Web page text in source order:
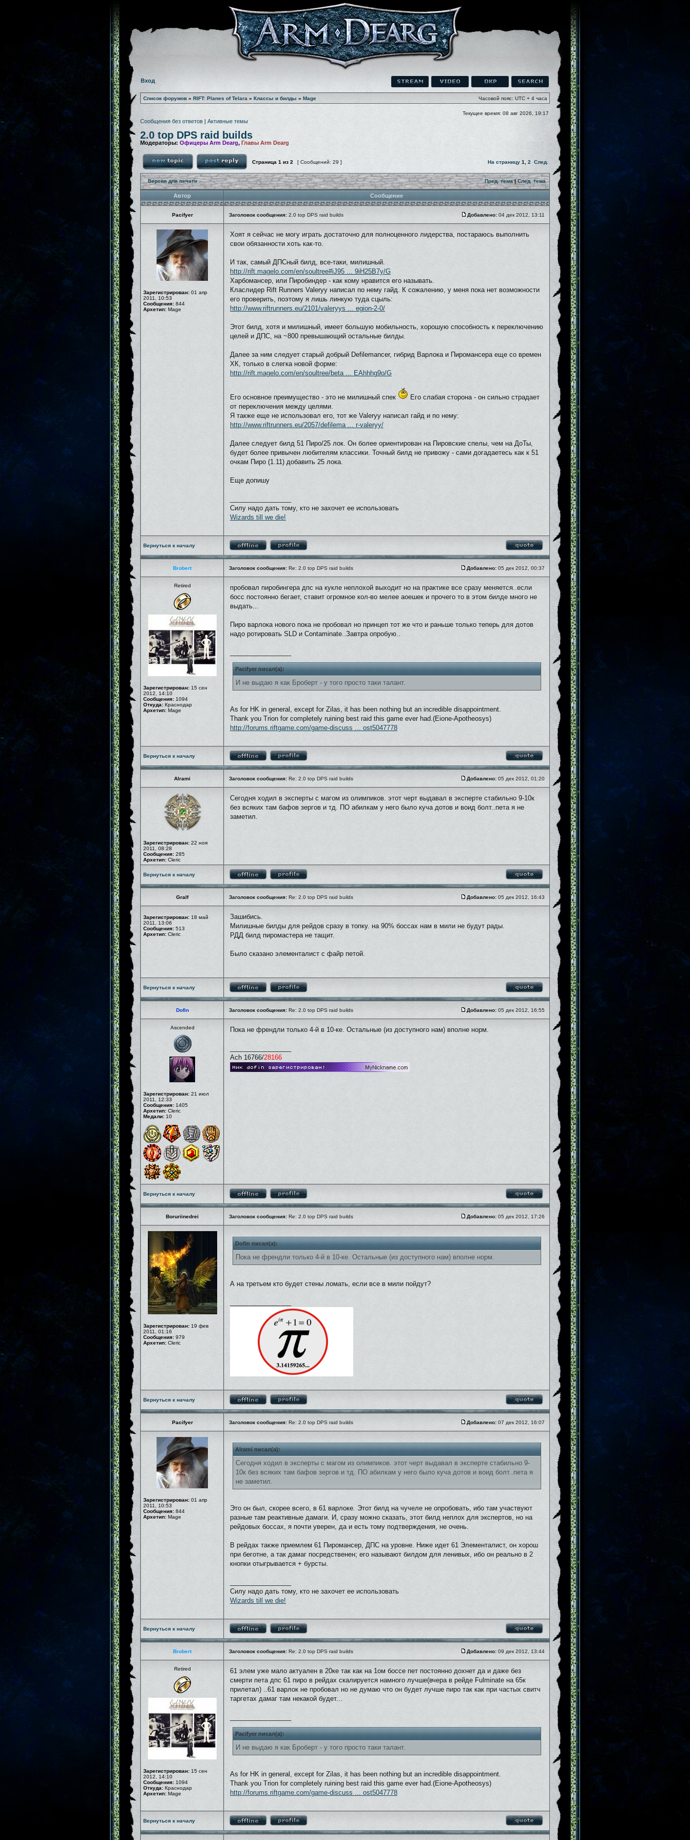
Вход
Список форумов » RIFT: Planes of Telara » Классы и билды » Mage Часовой пояс: UTC + 4 часа
Текущее время: 08 авг 2026, 19:17
Сообщения без ответов | Активные темы
2.0 top DPS raid builds
Модераторы: Офицеры Arm Dearg, Главы Arm Dearg
Страница 1 из 2 [ Сообщений: 29 ] На страницу 1 2 След.
Версия для печати Пред. тема|След. тема
Автор Сообщение
Pacifyer Заголовок сообщения: 2.0 top DPS raid builds Добавлено: 04 дек 2012, 13:11
Зарегистрирован: 01 апр
2011, 10:53
Сообщения: 844
Архетип: Mage
Хоят я сейчас не могу играть достаточно для полноценного лидерства, постараюсь выполнить
свои обязанности хоть как-то.
И так, самый ДПСный билд, все-таки, милишный.
http://rift.magelo.com/en/soultree#iJ95 ... 9iH25B7y/G
Харбомансер, или Пиробиндер - как кому нравится его называть.
Класлидер Rift Runners Valeryy написал по нему гайд. К сожалению, у меня пока нет возможности
его проверить, поэтому я лишь линкую туда сцыль:
http://www.riftrunners.eu/2101/valeryys ... egion-2-0/
Этот билд, хотя и милишный, имеет большую мобильность, хорошую способность к переключению
целей и ДПС, на ~800 превышающий остальные билды.
Далее за ним следует старый добрый Defilemancer, гибрид Варлока и Пиромансера еще со времен
ХК, только в слегка новой форме:
http://rift.magelo.com/en/soultree/beta ... EAhhhg9o/G
Его основное преимущество - это не милишный спек
Его слабая сторона - он сильно страдает
от переключения между целями.
Я также еще не использовал его, тот же Valeryy написал гайд и по нему:
http://www.riftrunners.eu/2057/defilema ... r-valeryy/
Далее следует билд 51 Пиро/25 лок. Он более ориентирован на Пировские спелы, чем на ДоТы,
будет более привычен любителям классики. Точный билд не привожу - сами догадаетесь как к 51
очкам Пиро (1.11) добавить 25 лока.
Еще допишу
Силу надо дать тому, кто не захочет ее использовать
Wizards till we die!
Вернуться к началу
Brobert Заголовок сообщения: Re: 2.0 top DPS raid builds Добавлено: 05 дек 2012, 00:37
Retired
Зарегистрирован: 15 сен
2012, 14:10
Сообщения: 1094
Откуда: Краснодар
Архетип: Mage
пробовал пиробингера дпс на кукле неплохой выходит но на практике все сразу меняется..если
босс постоянно бегает, ставит огромное кол-во мелее аоешек и прочего то в этом билде много не
выдать...
Пиро варлока нового пока не пробовал но принцеп тот же что и раньше только теперь для дотов
надо ротировать SLD и Contaminate..Завтра опробую..
Pacifyer писал(а):
И не выдаю я как Броберт - у того просто таки талант.
As for HK in general, except for Zilas, it has been nothing but an incredible disappointment.
Thank you Trion for completely ruining best raid this game ever had.(Eione-Apotheosys)
http://forums.riftgame.com/game-discuss ... ost5047778
Вернуться к началу
Alrami Заголовок сообщения: Re: 2.0 top DPS raid builds Добавлено: 05 дек 2012, 01:20
Зарегистрирован: 22 ноя
2011, 08:28
Сообщения: 285
Архетип: Cleric
Сегодня ходил в эксперты с магом из олимпиков. этот черт выдавал в эксперте стабильно 9-10к
без всяких там бафов зергов и тд. ПО абилкам у него было куча дотов и воид болт..пета я не
заметил.
Вернуться к началу
Gralf Заголовок сообщения: Re: 2.0 top DPS raid builds Добавлено: 05 дек 2012, 16:43
Зарегистрирован: 18 май
2011, 13:06
Сообщения: 513
Архетип: Cleric
Зашибись.
Милишные билды для рейдов сразу в топку. на 90% боссах нам в мили не будут рады.
РДД билд пиромастера не тащит.
Было сказано элементалист с файр петой.
Вернуться к началу
Dofin Заголовок сообщения: Re: 2.0 top DPS raid builds Добавлено: 05 дек 2012, 16:55
Ascended
Зарегистрирован: 21 июл
2011, 12:33
Сообщения: 1405
Архетип: Cleric
Медали: 10
Пока не френдли только 4-й в 10-ке. Остальные (из доступного нам) вполне норм.
Ach 16766/28166
Вернуться к началу
Boruriinedrei Заголовок сообщения: Re: 2.0 top DPS raid builds Добавлено: 05 дек 2012, 17:26
Зарегистрирован: 19 фев
2011, 01:16
Сообщения: 979
Архетип: Cleric
Dofin писал(а):
Пока не френдли только 4-й в 10-ке. Остальные (из доступного нам) вполне норм.
А на третьем кто будет стены ломать, если все в мили пойдут?
Вернуться к началу
Pacifyer Заголовок сообщения: Re: 2.0 top DPS raid builds Добавлено: 07 дек 2012, 16:07
Зарегистрирован: 01 апр
2011, 10:53
Сообщения: 844
Архетип: Mage
Alrami писал(а):
Сегодня ходил в эксперты с магом из олимпиков. этот черт выдавал в эксперте стабильно 9-
10к без всяких там бафов зергов и тд. ПО абилкам у него было куча дотов и воид болт..пета я
не заметил.
Это он был, скорее всего, в 61 варлоке. Этот билд на чучеле не опробовать, ибо там участвуют
разные там реактивные дамаги. И, сразу можно сказать, этот билд неплох для экспертов, но на
рейдовых боссах, я почти уверен, да и есть тому подтверждения, не очень.
В рейдах также приемлем 61 Пиромансер, ДПС на уровне. Ниже идет 61 Элементалист, он хорош
при беготне, а так дамаг посредственен; его называют билдом для ленивых, ибо он реально в 2
кнопки отыгрывается + бурсты.
Силу надо дать тому, кто не захочет ее использовать
Wizards till we die!
Вернуться к началу
Brobert Заголовок сообщения: Re: 2.0 top DPS raid builds Добавлено: 09 дек 2012, 13:44
Retired
Зарегистрирован: 15 сен
2012, 14:10
Сообщения: 1094
Откуда: Краснодар
Архетип: Mage
61 элем уже мало актуален в 20ке так как на 1ом боссе пет постоянно дохнет да и даже без
смерти пета дпс 61 пиро в рейдах скалируется намного лучше(вчера в рейде Fulminate на 65к
прилетал) ..61 варлок не пробовал но не думаю что он будет лучше пиро так как при частых свитч
таргетах дамаг там некакой будет...
Pacifyer писал(а):
И не выдаю я как Броберт - у того просто таки талант.
As for HK in general, except for Zilas, it has been nothing but an incredible disappointment.
Thank you Trion for completely ruining best raid this game ever had.(Eione-Apotheosys)
http://forums.riftgame.com/game-discuss ... ost5047778
Вернуться к началу